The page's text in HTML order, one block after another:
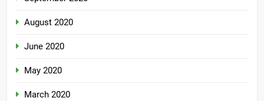
August 2020
June 2020
May 2020
March 2020